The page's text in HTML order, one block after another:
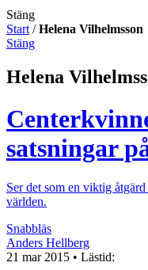
Stäng
Start /Helena Vilhelmsson
Stäng
Helena
satsningar
Ser det som en viktig
världen.
Snabbläs
Anders Hellberg
21 mar 2015 • Lästid: